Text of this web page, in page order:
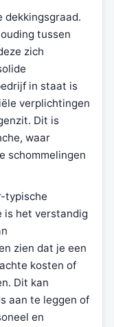
dekkingsgraad.
tussen
zich
in staat is
verplichtingen
Dit is
waar
schommelingen
typische
is het verstandig
zien dat je een
kosten of
Dit kan
aan te leggen of
en